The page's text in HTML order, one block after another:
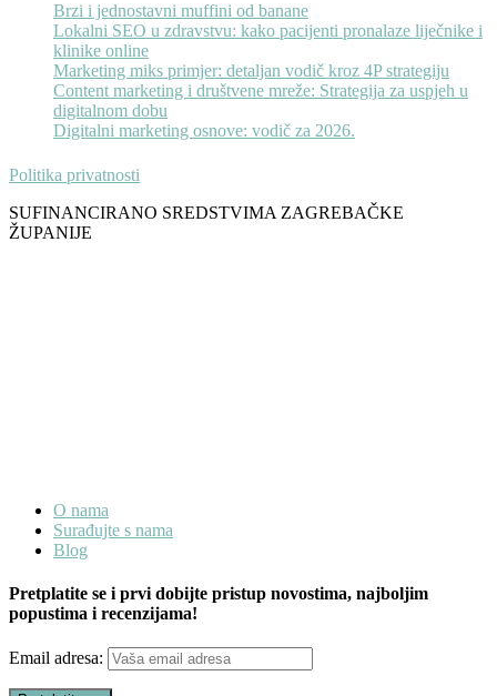
Brzi i jednostavni muffini od banane
Lokalni SEO u zdravstvu: kako pacijenti pronalaze liječnike i
klinike online
Marketing miks primjer: detaljan vodič kroz 4P strategiju
Content marketing i društvene mreže: Strategija za uspjeh u
digitalnom dobu
Digitalni marketing osnove: vodič za 2026.
Politika privatnosti
SUFINANCIRANO SREDSTVIMA ZAGREBAČKE
ŽUPANIJE
O nama
Surađujte s nama
Blog
Pretplatite se i prvi dobijte pristup novostima, najboljim
popustima i recenzijama!
Email adresa: